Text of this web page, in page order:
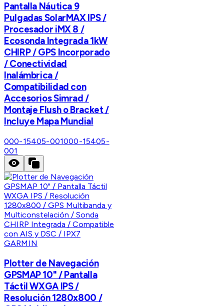
Pantalla Náutica 9
Pulgadas SolarMAX IPS /
Procesador iMX 8 /
Ecosonda Integrada 1kW
CHIRP / GPS Incorporado
/ Conectividad
Inalámbrica /
Compatibilidad con
Accesorios Simrad /
Montaje Flush o Bracket /
Incluye Mapa Mundial
000-15405-001000-15405-
001
GARMIN
Plotter de Navegación
GPSMAP 10" / Pantalla
Táctil WXGA IPS /
Resolución 1280x800 /